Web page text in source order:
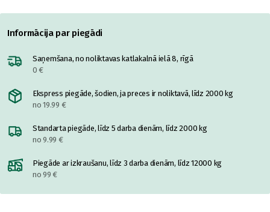
Informācija par piegādi
Saņemšana, no noliktavas katlakalnā ielā 8, rīgā
0 €
Ekspress piegāde, šodien, ja preces ir noliktavā, līdz 2000 kg
no 19.99 €
Standarta piegāde, līdz 5 darba dienām, līdz 2000 kg
no 9.99 €
Piegāde ar izkraušanu, līdz 3 darba dienām, līdz 12000 kg
no 99 €